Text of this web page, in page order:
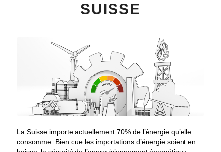
SUISSE
La Suisse importe actuellement 70% de l’énergie qu’elle
consomme. Bien que les importations d’énergie soient en